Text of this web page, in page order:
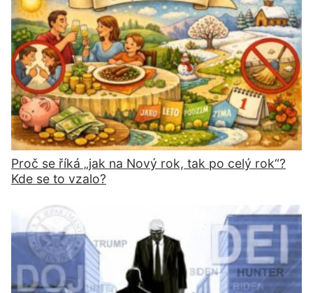
Proč se říká „jak na Nový rok, tak po celý rok“?
Kde se to vzalo?